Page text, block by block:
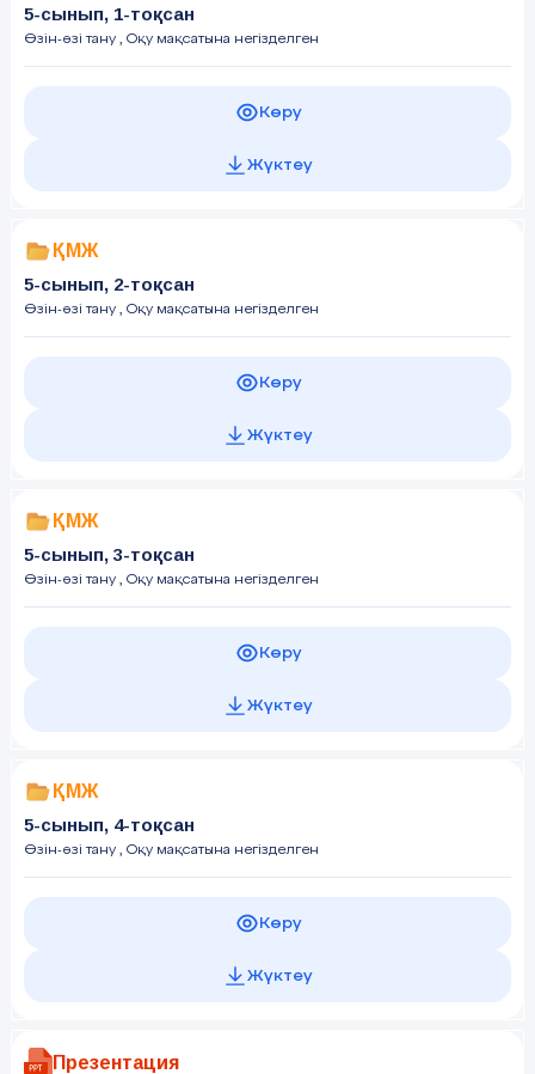
5-сынып, 1-тоқсан
Өзін-өзі тану , Оқу мақсатына негізделген
Көру
Жүктеу
ҚМЖ
5-сынып, 2-тоқсан
Өзін-өзі тану , Оқу мақсатына негізделген
Көру
Жүктеу
ҚМЖ
5-сынып, 3-тоқсан
Өзін-өзі тану , Оқу мақсатына негізделген
Көру
Жүктеу
ҚМЖ
5-сынып, 4-тоқсан
Өзін-өзі тану , Оқу мақсатына негізделген
Көру
Жүктеу
Презентация